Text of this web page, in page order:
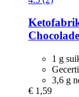
1 g
3,6 g
€ 1,59